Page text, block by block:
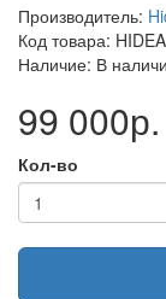
Производитель:
Код товара:
Наличие: В
99 000р.
Кол-во